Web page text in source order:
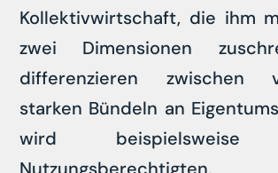
Kollektivwirtschaft, die ihm
zwei Dimensionen
differenzieren zwischen
starken Bündeln an
wird beispielsweise